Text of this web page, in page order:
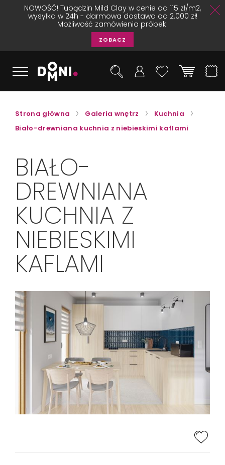
NOWOŚĆ! Tubądzin Mild Clay w cenie od 115 zł/m2,
wysyłka w 24h - darmowa dostawa od 2.000 zł!
Możliwość zamówienia próbek!
ZOBACZ
Strona główna Galeria wnętrz
Kuchnia
Biało-drewniana kuchnia z niebieskimi kaflami
BIAŁO-
DREWNIANA
KUCHNIA Z
NIEBIESKIMI
KAFLAMI